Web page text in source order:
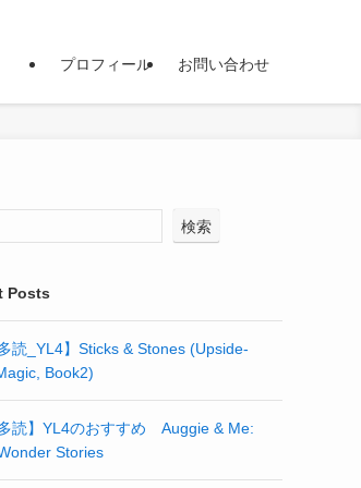
プロフィール お問い合わせ
検索
Posts
多読_YL4】Sticks & Stones (Upside-
Book2)
多読】YL4のおすすめ Auggie & Me:
Stories